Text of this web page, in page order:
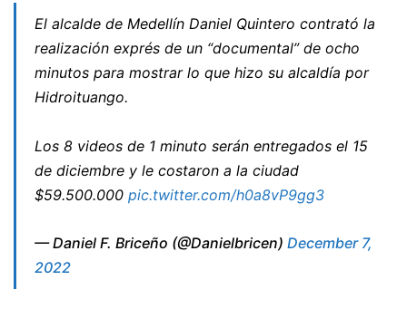
El alcalde de Medellín Daniel Quintero contrató la
realización exprés de un “documental” de ocho
minutos para mostrar lo que hizo su alcaldía por
Hidroituango.
Los 8 videos de 1 minuto serán entregados el 15
de diciembre y le costaron a la ciudad
$59.500.000 pic.twitter.com/h0a8vP9gg3
— Daniel F. Briceño (@Danielbricen) December 7,
2022